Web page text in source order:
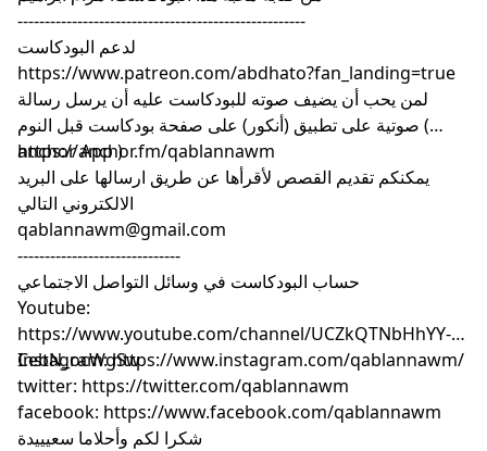
-----------------------------------------------------
لدعم البودكاست
https://www.patreon.com/abdhato?fan_landing=true
لمن يحب أن يضيف صوته للبودكاست عليه أن يرسل رسالة
صوتية على تطبيق (أنكور) على صفحة بودكاست قبل النوم (
anchor App )
https://anchor.fm/qablannawm
يمكنكم تقديم القصص لأقرأها عن طريق ارسالها على البريد
الالكتروني التالي
qablannawm@gmail.com
------------------------------
حساب البودكاست في وسائل التواصل الاجتماعي
Youtube:
https://www.youtube.com/channel/UCZkQTNbHhYY-
CebN_ocWgSw
Instagram: https://www.instagram.com/qablannawm/
twitter: https://twitter.com/qablannawm
facebook: https://www.facebook.com/qablannawm
شكرا لكم وأحلاما سعيييدة